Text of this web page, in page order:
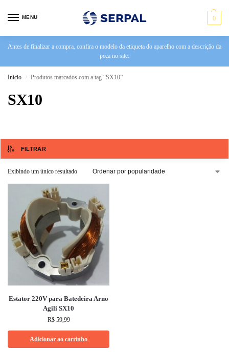
MENU 0
Antes de finalizar a compra, confira o modelo da etiqueta do aparelho com a descrição da
peça no site.
Início / Produtos marcados com a tag “SX10”
SX10
FILTRAR
Exibindo um único resultado
Estator 220V para Batedeira Arno
Agili SX10
R$59,99
Adicionar ao carrinho